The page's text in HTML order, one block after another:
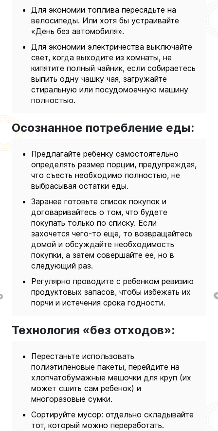
Для экономии топлива пересядьте на
велосипеды. Или хотя бы устраивайте
«День без автомобиля».
Для экономии электричества выключайте
свет, когда выходите из комнаты, не
кипятите полный чайник, если собираетесь
выпить одну чашку чая, загружайте
стиральную или посудомоечную машину
полностью.
Осознанное потребление еды:
Предлагайте ребенку самостоятельно
определять размер порции, предупреждая,
что съесть необходимо полностью, не
выбрасывая остатки еды.
Заранее готовьте список покупок и
договаривайтесь о том, что будете
покупать только по списку. Если
захочется чего-то еще, то возвращайтесь
домой и обсуждайте необходимость
покупки, а затем совершайте ее, но в
следующий раз.
Регулярно проводите с ребенком ревизию
продуктовых запасов, чтобы избежать их
порчи и истечения срока годности.
Технология «без отходов»:
Перестаньте использовать
полиэтиленовые пакеты, перейдите на
хлопчатобумажные мешочки для круп (их
может сшить сам ребенок) и
многоразовые сумки.
Сортируйте мусор: отдельно складывайте
тот, который можно переработать.